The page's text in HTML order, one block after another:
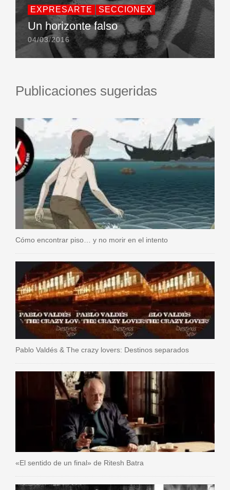
EXPRESARTE SECCIONEX
Un horizonte falso
04/03/2016
Publicaciones sugeridas
Cómo encontrar piso… y no morir en el intento
Pablo Valdés & The crazy lovers: Destinos separados
«El sentido de un final» de Ritesh Batra